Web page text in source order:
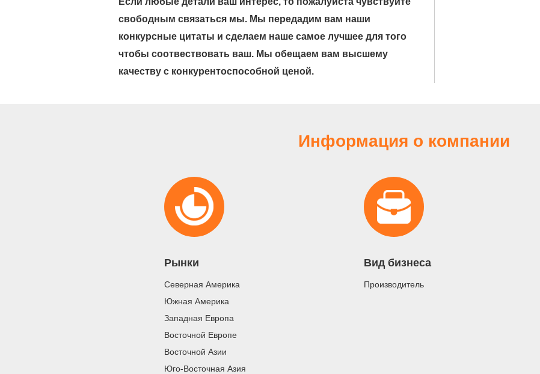
свободным связаться мы. Мы передадим вам наши
конкурсные цитаты и сделаем наше самое лучшее для того
чтобы соотвествовать ваш. Мы обещаем вам высшему
качеству с конкурентоспособной ценой.
Информация о компании
Рынки
Северная Америка
Южная Америка
Западная Европа
Восточной Европе
Восточной Азии
Юго-Восточная Азия
Вид бизнеса
Производитель